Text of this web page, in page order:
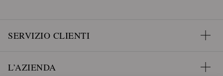
SERVIZIO CLIENTI
L’AZIENDA